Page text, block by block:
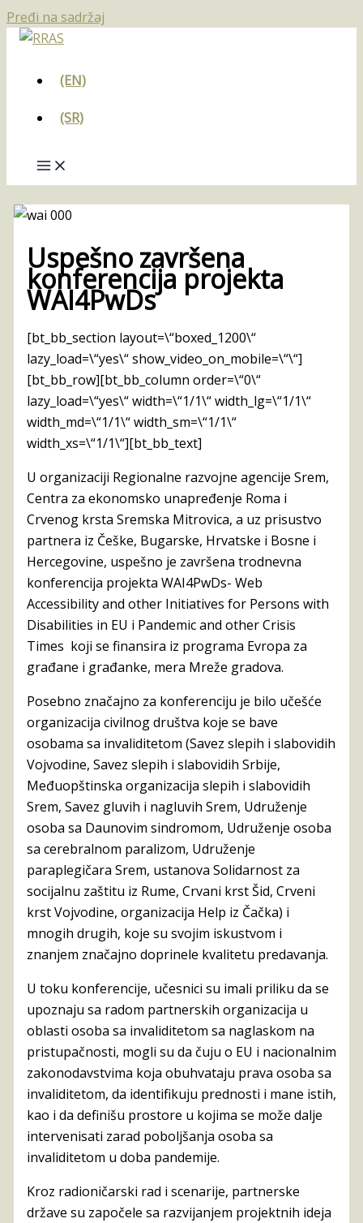
Pređi na sadržaj
(EN)
(SR)
Uspešno završena
konferencija projekta
WAI4PwDs
[bt_bb_section layout=\“boxed_1200\“
lazy_load=\“yes\“ show_video_on_mobile=\“\“]
[bt_bb_row][bt_bb_column order=\“0\“
lazy_load=\“yes\“ width=\“1/1\“ width_lg=\“1/1\“
width_md=\“1/1\“ width_sm=\“1/1\“
width_xs=\“1/1\“][bt_bb_text]
U organizaciji Regionalne razvojne agencije Srem,
Centra za ekonomsko unapređenje Roma i
Crvenog krsta Sremska Mitrovica, a uz prisustvo
partnera iz Češke, Bugarske, Hrvatske i Bosne i
Hercegovine, uspešno je završena trodnevna
konferencija projekta WAI4PwDs- Web
Accessibility and other Initiatives for Persons with
Disabilities in EU i Pandemic and other Crisis
Times koji se finansira iz programa Evropa za
građane i građanke, mera Mreže gradova.
Posebno značajno za konferenciju je bilo učešće
organizacija civilnog društva koje se bave
osobama sa invaliditetom (Savez slepih i slabovidih
Vojvodine, Savez slepih i slabovidih Srbije,
Međuopštinska organizacija slepih i slabovidih
Srem, Savez gluvih i nagluvih Srem, Udruženje
osoba sa Daunovim sindromom, Udruženje osoba
sa cerebralnom paralizom, Udruženje
paraplegičara Srem, ustanova Solidarnost za
socijalnu zaštitu iz Rume, Crvani krst Šid, Crveni
krst Vojvodine, organizacija Help iz Čačka) i
mnogih drugih, koje su svojim iskustvom i
znanjem značajno doprinele kvalitetu predavanja.
U toku konferencije, učesnici su imali priliku da se
upoznaju sa radom partnerskih organizacija u
oblasti osoba sa invaliditetom sa naglaskom na
pristupačnosti, mogli su da čuju o EU i nacionalnim
zakonodavstvima koja obuhvataju prava osoba sa
invaliditetom, da identifikuju prednosti i mane istih,
kao i da definišu prostore u kojima se može dalje
intervenisati zarad poboljšanja osoba sa
invaliditetom u doba pandemije.
Kroz radioničarski rad i scenarije, partnerske
države su započele sa razvijanjem projektnih ideja